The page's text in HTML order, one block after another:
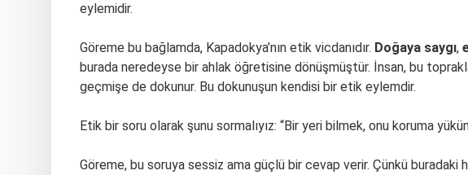
eylemidir.
Göreme bu bağlamda, Kapadokya’nın etik vicdanıdır. Doğaya saygı,
burada neredeyse bir ahlak öğretisine dönüşmüştür. İnsan, bu
geçmişe de dokunur. Bu dokunuşun kendisi bir etik eylemdir.
Etik bir soru olarak şunu sormalıyız: “Bir yeri bilmek, onu koruma
Göreme, bu soruya sessiz ama güçlü bir cevap verir. Çünkü buradaki